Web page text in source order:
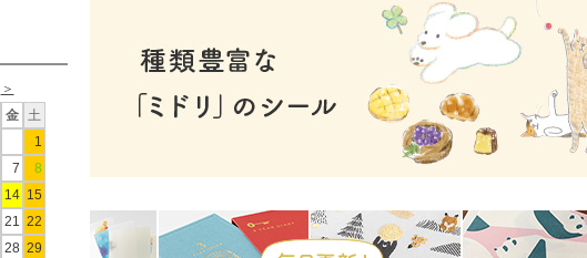
＞
金
土
1
7
8
14 15
21
22
28 29